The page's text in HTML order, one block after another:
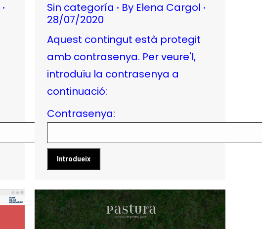
Sin categoría By Elena Cargol
28/07/2020
Aquest contingut està protegit
amb contrasenya. Per veure'l,
introduïu la contrasenya a
continuació:
Contrasenya: